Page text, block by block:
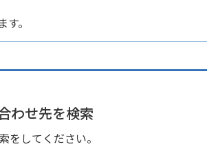
。
わせ先を検索
をしてください。